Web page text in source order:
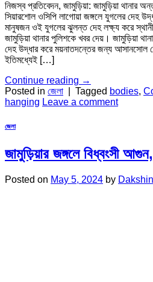
নিজস্ব প্রতিবেদন, জামুড়িয়া: জামুড়িয়া থানার
সিয়ারশোল ওসিপি লাগোয়া জঙ্গলে যুগলের দেহ
মানুষজন ওই যুগলের ঝুলন্ত দেহ লক্ষ্য করে
জামুড়িয়া থানার পুলিশকে খবর দেয়। জামুড়িয়া
দেহ উদ্ধার করে ময়নাতদন্তের জন্য আসানসোল
ইতিমধ্যেই […]
Continue reading →
Posted in জেলা Tagged bodies,
hanging Leave a comment
জেলা
জামুড়িয়ার জঙ্গলে বিধ্বংসী
Posted on May 5, 2024 by